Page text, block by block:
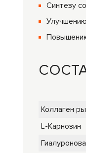
Синтезу
Коллаген
L-Карнозин